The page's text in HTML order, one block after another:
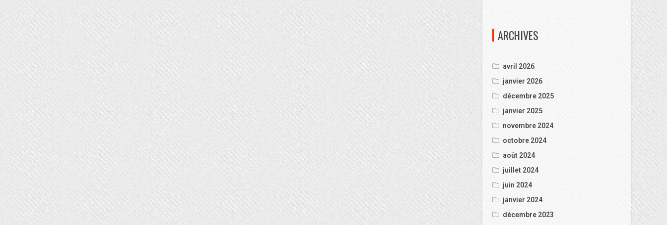
ARCHIVES
avril 2026
janvier 2026
décembre 2025
janvier 2025
novembre 2024
octobre 2024
août 2024
juillet 2024
juin 2024
janvier 2024
décembre 2023